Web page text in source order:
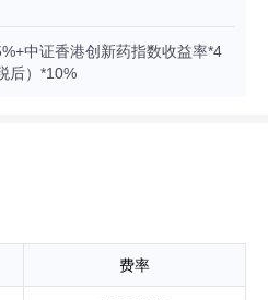
；政府债券、公司债券、可转换
；银行存款、可转让存单、银行
、回购协议、短期政府债券等
可投资于国内依法发行上市的股
券（国家债券、央行票据、地
融资券）、中期票据等）、资产
中证香港创新药指数收益率*4
后）*10%
费率